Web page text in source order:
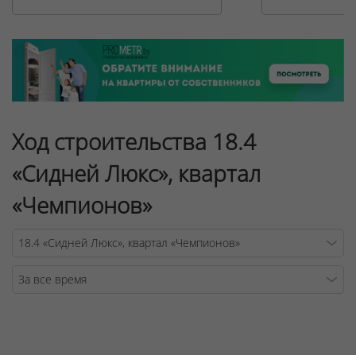
Ход строительства 18.4
«Сидней Люкс», квартал
«Чемпионов»